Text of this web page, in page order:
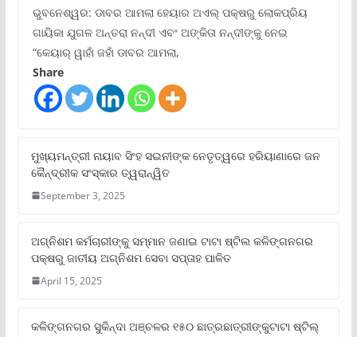
ଭୁବନେଶ୍ୱର: ଡାବର ଆମଲା ହେୟାର ଅଏଲ୍ ପକ୍ଷରୁ ଲୋକପ୍ରିୟ
ଗାୟିକା ଯୁଗଳ ଅନ୍ତରା ନନ୍ଦୀ ଏବଂ ଅଙ୍କିତା ନନ୍ଦୀଙ୍କୁ ନେଇ
“କେୟାର୍ ୱାହାଁ ଜହାଁ ଡାବର ଆମଲା,
Share
ମୁଖ୍ୟମନ୍ତ୍ରୀ ନାୟାବ ସିଂହ ସଇନୀଙ୍କ ନେତୃତ୍ୱରେ ହରିୟାଣାରେ ଜନ
କୈନ୍ଦ୍ରୀକ ସଂସ୍କାର ତ୍ୱରାନ୍ୱିତ
September 3, 2025
ଅଗ୍ନିଶମ କର୍ମଚାରୀଙ୍କୁ ସମ୍ମାନ ଜଣାଇ ଟାଟା ଷ୍ଟିଲ କଳିଙ୍ଗନଗର
ପକ୍ଷରୁ ଜାତୀୟ ଅଗ୍ନିଶମ ସେବା ସପ୍ତାହ ପାଳିତ
April 15, 2025
କଳିଙ୍ଗନଗର ସୁକିନ୍ଦା ଅଞ୍ଚଳର ୧୫୦ ଛାତ୍ରଛାତ୍ରୀଙ୍କୁଟାଟା ଷ୍ଟିଲ୍